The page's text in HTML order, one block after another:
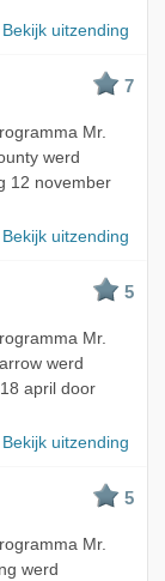
Bekijk uitzending
7
Mr.
werd
12 november
Bekijk uitzending
5
Mr.
werd
april door
Bekijk uitzending
5
Mr.
werd